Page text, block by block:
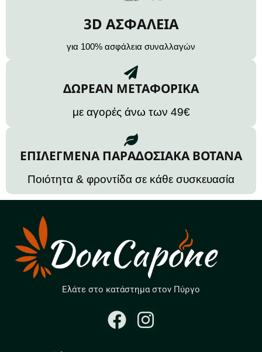
3D ΑΣΦΑΛΕΙΑ
για 100% ασφάλεια συναλλαγών
ΔΩΡΕΑΝ ΜΕΤΑΦΟΡΙΚΑ
με αγορές άνω των 49€
ΕΠΙΛΕΓΜΕΝΑ ΠΑΡΑΔΟΣΙΑΚΑ ΒΟΤΑΝΑ
Ποιότητα & φροντίδα σε κάθε συσκευασία
Ελάτε στο κατάστημα στον Πύργο